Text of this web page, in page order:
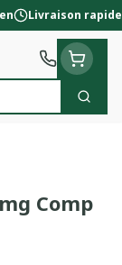
Livraison rapide
Comp